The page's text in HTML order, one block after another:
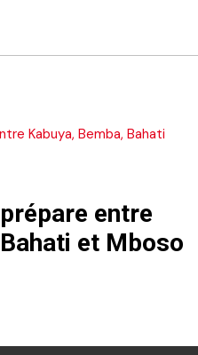
Kabuya, Bemba, Bahati
entre
et Mboso